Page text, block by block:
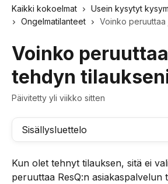
Kaikki kokoelmat
Usein kysytyt
Ongelmatilanteet
Voinko
Voinko
tehdyn
Päivitetty yli viikko sitten
Sisällysluettelo
Kun olet tehnyt tilauksen, sitä ei
peruuttaa ResQ:n asiakaspalvelun